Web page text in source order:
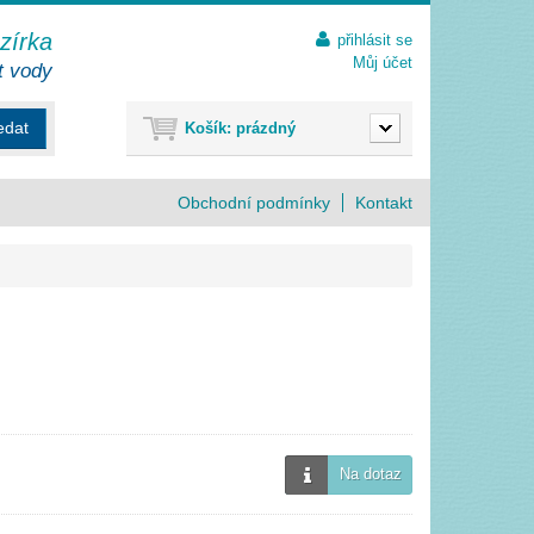
Na dotaz
Obchodní podmínky Kontakt
přihlásit se
Můj účet
Košík: prázdný
vody